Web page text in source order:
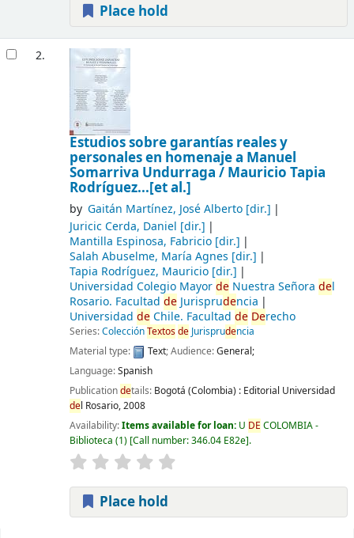
Place hold
2.
Estudios sobre garantías reales y
personales en homenaje a Manuel
Somarriva Undurraga / Mauricio Tapia
Rodríguez...[et al.]
by Gaitán Martínez, José Alberto[dir.]
Juricic Cerda, Daniel [dir.]
Mantilla Espinosa, Fabricio[dir.]
Salah Abuselme, María Agnes [dir.]
Tapia Rodríguez, Mauricio[dir.]
Universidad Colegio MayordeNuestra Señora del
Rosario. Facultad deJurisprudencia
Universidad deChile. Facultad de Derecho
Series:ColecciónTextosdeJurisprudencia
Material type:
Text; Audience:General;
Language:Spanish
Publicationdetails: Bogotá (Colombia) : Editorial Universidad
del Rosario,2008
Availability:Items available for loan: U DE COLOMBIA -
Biblioteca (1) Call number:346.04 E82e .
Place hold